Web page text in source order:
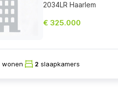
2034LR Haarlem
€ 325.000
wonen 2 slaapkamers